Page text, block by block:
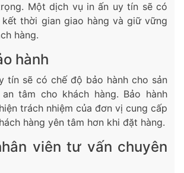
Một dịch vụ in ấn uy tín sẽ có
kết thời gian giao hàng và giữ vững
hàng.
hành
tín sẽ có chế độ bảo hành cho sản
tâm cho khách hàng. Bảo hành
trách nhiệm của đơn vị cung cấp
hàng yên tâm hơn khi đặt hàng.
viên tư vấn chuyên